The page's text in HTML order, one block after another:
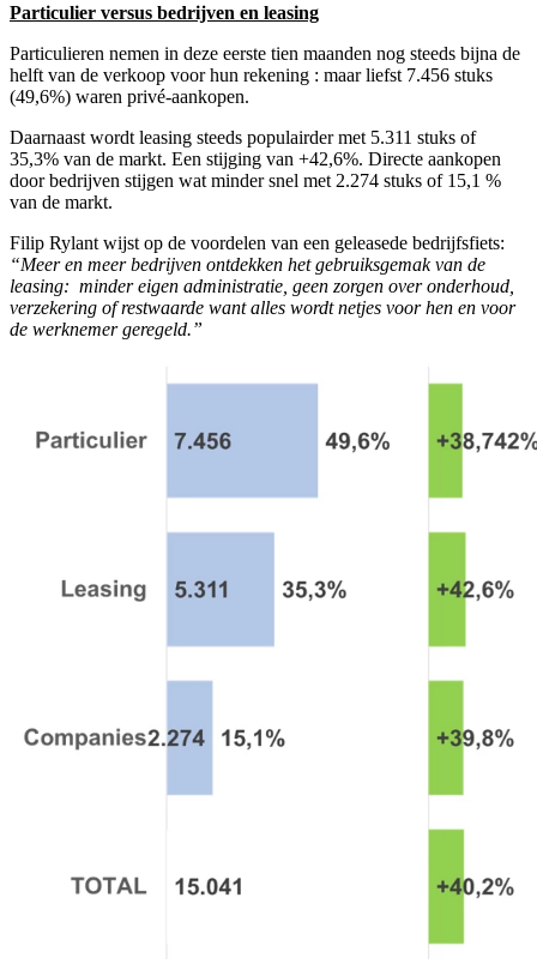
Particulier versus bedrijven en leasing
Particulieren nemen in deze eerste tien maanden nog steeds bijna de
helft van de verkoop voor hun rekening : maar liefst 7.456 stuks
(49,6%) waren privé-aankopen.
Daarnaast wordt leasing steeds populairder met 5.311 stuks of
35,3% van de markt. Een stijging van +42,6%. Directe aankopen
door bedrijven stijgen wat minder snel met 2.274 stuks of 15,1 %
van de markt.
Filip Rylant wijst op de voordelen van een geleasede bedrijfsfiets:
“Meer en meer bedrijven ontdekken het gebruiksgemak van de
leasing: minder eigen administratie, geen zorgen over onderhoud,
verzekering of restwaarde want alles wordt netjes voor hen en voor
de werknemer geregeld.”